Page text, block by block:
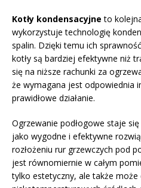
Kotły kondensacyjne to
wykorzystuje technologię
spalin. Dzięki temu ich
kotły są bardziej efektywne niż
się na niższe rachunki za
że wymagana jest odpowiednia
prawidłowe działanie.
Ogrzewanie podłogowe staje
jako wygodne i efektywne
rozłożeniu rur grzewczych pod
jest równomiernie w całym
tylko estetyczny, ale także może